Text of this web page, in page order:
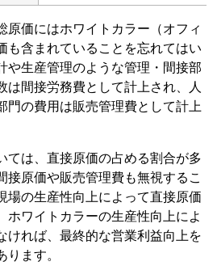
原価にはホワイトカラー（オフィ
も含まれていることを忘れてはい
や生産管理のような管理・間接部
は間接労務費として計上され、人
門の費用は販売管理費として計上
ては、直接原価の占める割合が多
接原価や販売管理費も無視するこ
場の生産性向上によって直接原価
ホワイトカラーの生産性向上によ
ければ、最終的な営業利益向上を
ります。